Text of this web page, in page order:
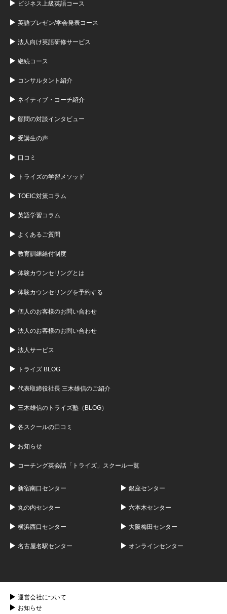
ビジネス上級英語コース
英語プレゼン/学会発表コース
法人向け英語研修サービス
継続コース
コンサルタント紹介
ネイティブ・コーチ紹介
顧問の対談インタビュー
受講生の声
口コミ
トライズの学習メソッド
TOEIC対策コラム
英語学習コラム
よくあるご質問
教育訓練給付制度
体験カウンセリングとは
体験カウンセリングを予約する
個人のお客様のお問い合わせ
法人のお客様のお問い合わせ
法人サービス
トライズ BLOG
代表取締役社長 三木雄信のご紹介
三木雄信のトライズ塾（BLOG）
各スクールの口コミ
お知らせ
コーチング英会話「トライズ」スクール一覧
新宿南口センター 銀座センター
丸の内センター 六本木センター
横浜西口センター 大阪梅田センター
名古屋名駅センター オンラインセンター
運営会社について
お知らせ